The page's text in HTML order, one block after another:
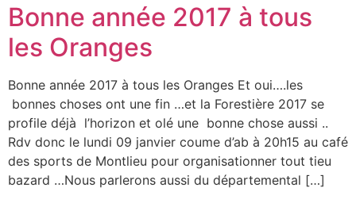
Bonne année 2017 à tous
les Oranges
Bonne année 2017 à tous les Oranges Et oui….les
bonnes choses ont une fin …et la Forestière 2017 se
profile déjà l’horizon et olé une bonne chose aussi ..
Rdv donc le lundi 09 janvier coume d’ab à 20h15 au café
des sports de Montlieu pour organisationner tout tieu
bazard …Nous parlerons aussi du départemental […]